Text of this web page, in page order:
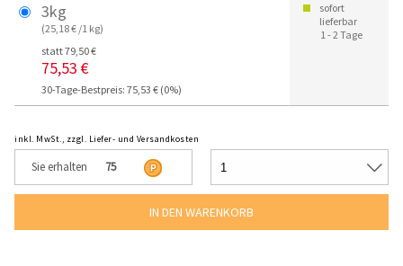
3kg
(25,18 € /1 kg)
statt 79,50 €
75,53 €
30-Tage-Bestpreis: 75,53 € (0%)
sofort
lieferbar
1 - 2 Tage
inkl. MwSt., zzgl. Liefer- und Versandkosten
Sie erhalten 75